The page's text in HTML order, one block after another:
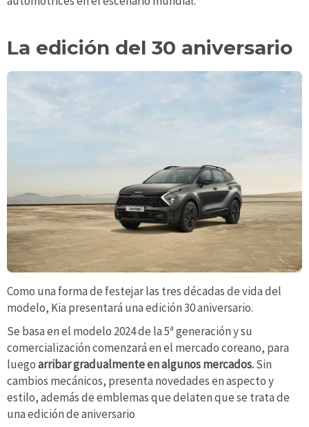
La edición del 30 aniversario
Como una forma de festejar las tres décadas de vida del
modelo, Kia presentará una edición 30 aniversario.
Se basa en el modelo 2024 de la 5ª generación y su
comercialización comenzará en el mercado coreano, para
luegoarribar gradualmente en algunos mercados.Sin
cambios mecánicos, presenta novedades en aspecto y
estilo, además de emblemas que delaten que se trata de
una edición de aniversario